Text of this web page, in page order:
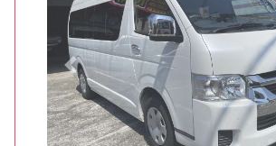
Previous